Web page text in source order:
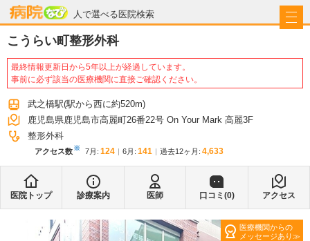
人で選べる医院検索
病院なび
こうらい町整形外科
最終情報更新日から5年以上が経過しています。
事前に必ず該当の医療機関に直接ご確認ください。
武之橋駅(駅から西に約520m)
鹿児島県鹿児島市高麗町26番22号 On Your Mark 高麗3F
整形外科
アクセス数※ 7月 : 124 6月 : 141 過去12ヶ月: 4,633
医院トップ 診療案内 医師 口コミ(0) アクセス
医療機関からの
メッセージあり